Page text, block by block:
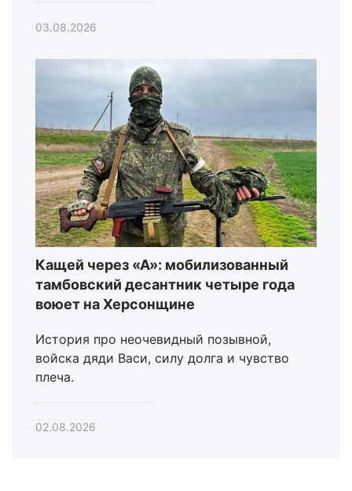
03.08.2026
Кащей через «А»: мобилизованный
тамбовский десантник четыре года
воюет на Херсонщине
История про неочевидный позывной,
войска дяди Васи, силу долга и чувство
плеча.
02.08.2026